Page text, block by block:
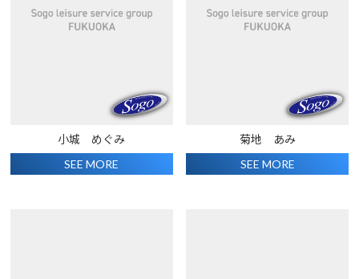
小城 めぐみ
SEE MORE
菊地 あみ
SEE MORE